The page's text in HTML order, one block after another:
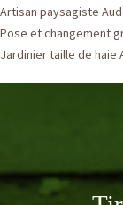
Artisan paysagiste
Pose et changement
Jardinier taille de haie